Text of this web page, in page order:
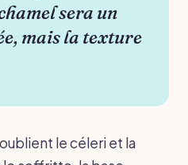
sera un
mais la texture
le céleri et la